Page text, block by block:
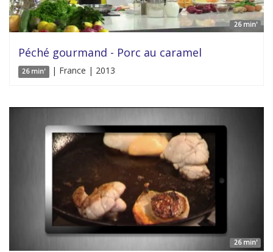
26 min'
Péché gourmand - Porc au caramel
26 min' | France | 2013
26 min'